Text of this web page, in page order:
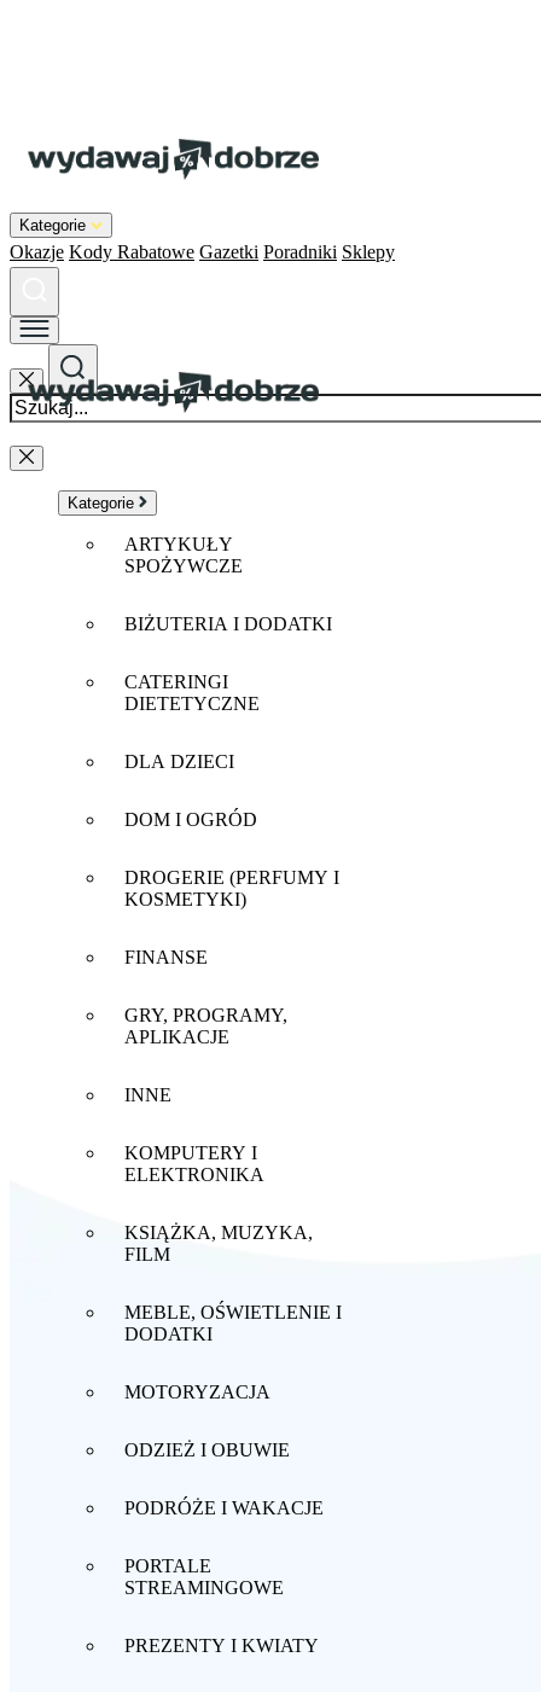
Kategorie
Okazje Kody Rabatowe Gazetki Poradniki Sklepy
Kategorie
ARTYKUŁY
SPOŻYWCZE
BIŻUTERIA I DODATKI
CATERINGI
DIETETYCZNE
DLA DZIECI
DOM I OGRÓD
DROGERIE (PERFUMY I
KOSMETYKI)
FINANSE
GRY, PROGRAMY,
APLIKACJE
INNE
KOMPUTERY I
ELEKTRONIKA
KSIĄŻKA, MUZYKA,
FILM
MEBLE, OŚWIETLENIE I
DODATKI
MOTORYZACJA
ODZIEŻ I OBUWIE
PODRÓŻE I WAKACJE
PORTALE
STREAMINGOWE
PREZENTY I KWIATY